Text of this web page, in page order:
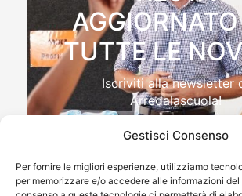
Gestisci Consenso
Per fornire le migliori esperienze, utilizziamo
per memorizzare e/o accedere alle informazioni del
AGGIORNATO
TUTTE LE
Iscriviti alla newsletter
Arredalascuola!
Autorizzo il trattamento dei miei dati